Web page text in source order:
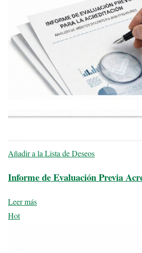
Añadir a la Lista de Deseos
Informe de Evaluación Previa
Leer más
Hot